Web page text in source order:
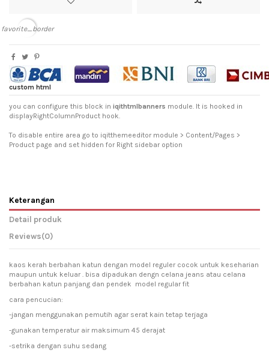
favorite_border
custom html
you can configure this block in iqithtmlbanners module. It is hooked in
displayRightColumnProduct hook.
To disable entire area go to iqitthemeeditor module > Content/Pages >
Product page and set hidden for Right sidebar option
Keterangan
Detail produk
Reviews(0)
kaos kerah berbahan katun dengan model reguler cocok untuk keseharian
maupun untuk keluar . bisa dipadukan dengn celana jeans atau celana
berbahan katun panjang dan pendek model regular fit
cara pencucian:
-jangan menggunakan pemutih agar serat kain tetap terjaga
-gunakan temperatur air maksimum 45 derajat
-setrika dengan suhu sedang